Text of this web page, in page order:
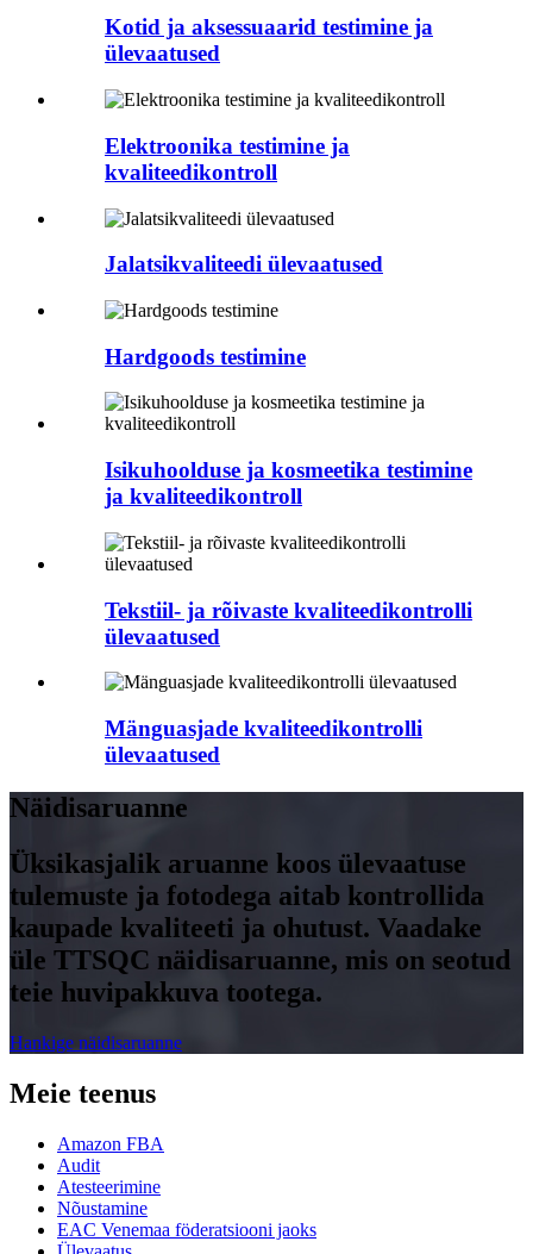
Kotid ja aksessuaarid testimine ja
ülevaatused
Elektroonika testimine ja
kvaliteedikontroll
Jalatsikvaliteedi ülevaatused
Hardgoods testimine
Isikuhoolduse ja kosmeetika testimine
ja kvaliteedikontroll
Tekstiil- ja rõivaste kvaliteedikontrolli
ülevaatused
Mänguasjade kvaliteedikontrolli
ülevaatused
Näidisaruanne
Üksikasjalik aruanne koos ülevaatuse
tulemuste ja fotodega aitab kontrollida
kaupade kvaliteeti ja ohutust. Vaadake
üle TTSQC näidisaruanne, mis on seotud
teie huvipakkuva tootega.
Hankige näidisaruanne
Meie teenus
Amazon FBA
Audit
Atesteerimine
Nõustamine
EAC Venemaa föderatsiooni jaoks